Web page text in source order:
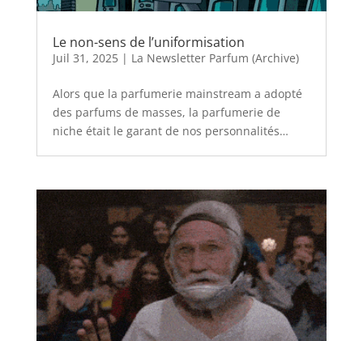
Le non-sens de l’uniformisation
Juil 31, 2025| La Newsletter Parfum (Archive)
Alors que la parfumerie mainstream a adopté
des parfums de masses, la parfumerie de
niche était le garant de nos personnalités…